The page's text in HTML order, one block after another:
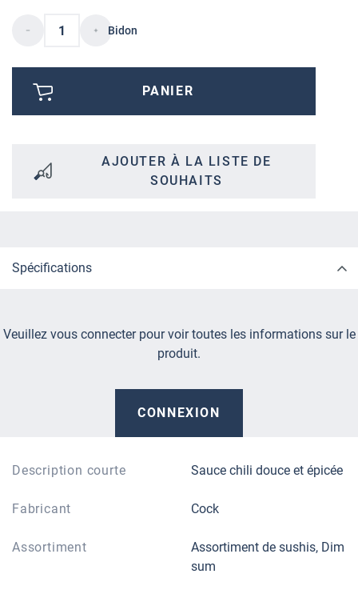
Bidon
PANIER
AJOUTER À LA LISTE DE
SOUHAITS
Spécifications
Veuillez vous connecter pour voir toutes les informations sur le
produit.
CONNEXION
Description courte Sauce chili douce et épicée
Fabricant Cock
Assortiment
Assortiment de sushis, Dim
sum